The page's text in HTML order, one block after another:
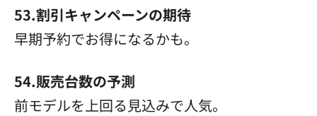
53.割引キャンペーンの期待
早期予約でお得になるかも。
54.販売台数の予測
前モデルを上回る見込みで人気。